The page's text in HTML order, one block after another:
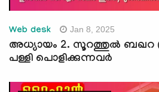
Web desk Jan 8, 2025
അധ്യായം 2. സൂറത്തുല്‍ ബഖറ
പള്ളി പൊളിക്കുന്നവര്‍